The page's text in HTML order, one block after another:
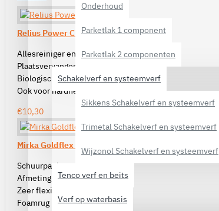
Onderhoud
Parketlak 1 component
Parketlak 2 componenten
Schakelverf en systeemverf
Sikkens Schakelverf en systeemverf
Trimetal Schakelverf en systeemverf
Wijzonol Schakelverf en systeemverf
Tenco verf en beits
Verf op waterbasis
Relius Power Clean
Allesreiniger en ontvetter
Plaatsvervanger van ammonia
Biologisch afbreekbaar
Ook voor hardnekkige vlekken
€10,30
Mirka Goldflex Soft
Schuurpapier voor de hand
Afmeting: 115 x 125mm
Zeer flexibel
Foamrug